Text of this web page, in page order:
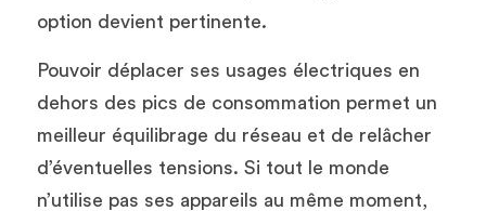
option devient pertinente.
Pouvoir déplacer ses usages électriques en
dehors des pics de consommation permet un
meilleur équilibrage du réseau et de relâcher
d’éventuelles tensions. Si tout le monde
n’utilise pas ses appareils au même moment,